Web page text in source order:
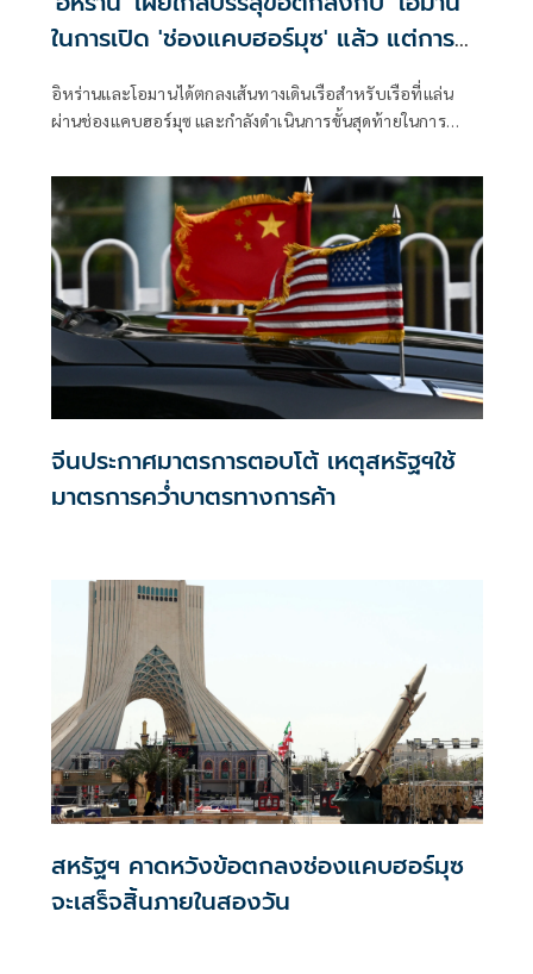
ในการเปิด 'ช่องแคบฮอร์มุซ' แล้ว แต่การ
อิหร่านและโอมานได้ตกลงเส้นทางเดินเรือสำหรับเรือที่แล่น
ผ่านช่องแคบฮอร์มุซ และกำลังดำเนินการขั้นสุดท้ายในการ
กล่าวเมื่อวันพุธที่ผ่านมา แม้ว่าเหตุการณ์ด้านความมั่นคงล่าสุด
จะเน้นย้ำถึงความเสี่ยงที่ยังคงมีอยู่สำหรับการขนส่งทางเรือใน
ภูมิภาคก็ตาม
จีนประกาศมาตรการตอบโต้ เหตุสหรัฐฯใช้
มาตรการคว่ำบาตรทางการค้า
สหรัฐฯ คาดหวังข้อตกลงช่องแคบฮอร์มุซ
จะเสร็จสิ้นภายในสองวัน